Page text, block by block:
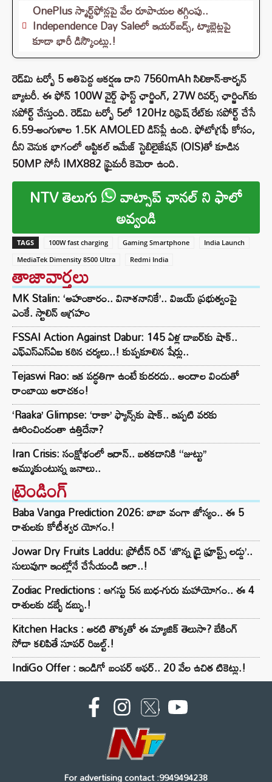
OnePlus స్మార్ట్‌ఫోన్లపై వేల రూపాయల తగ్గింపు..
Independence Day Saleలో ఇయర్‌బడ్స్, ట్యాబ్లెట్లపై
కూడా భారీ డిస్కౌంట్లు.!
రెడ్‌మి టర్బో 5 అతిపెద్ద ఆకర్షణ దాని 7560mAh సిలికాన్-కార్బన్
బ్యాటరీ. ఈ ఫోన్ 100W వైర్డ్ ఫాస్ట్ ఛార్జింగ్, 27W రివర్స్ ఛార్జింగ్‌కు
సపోర్ట్ చేస్తుంది. రెడ్‌మి టర్బో 5లో 120Hz రిఫ్రెష్ రేట్‌కు సపోర్ట్ చేసే
6.59-అంగుళాల 1.5K AMOLED డిస్‌ప్లే ఉంది. ఫోటోగ్రఫీ కోసం,
దీని వెనుక భాగంలో ఆప్టికల్ ఇమేజ్ స్టెబిలైజేషన్ (OIS)తో కూడిన
50MP సోనీ IMX882 ప్రైమరీ కెమెరా ఉంది.
NTV తెలుగు వాట్సాప్ ఛానల్ ని ఫాలో
అవ్వండి
TAGS 100W fast charging Gaming Smartphone
India Launch
MediaTek Dimensity 8500 Ultra
Redmi India
తాజావార్తలు
MK Stalin: ‘అహంకారం.. వినాశనానికే’.. విజయ్ ప్రభుత్వంపై
ఎంకే. స్టాలిన్ ఆగ్రహం
FSSAI Action Against Dabur: 145 ఏళ్ల డాబర్‌కు షాక్..
ఎఫ్‌ఎస్‌ఎస్‌ఏఐ కఠిన చర్యలు..! కుప్పకూలిన షేర్లు..
Tejaswi Rao: ఇక పద్ధతిగా ఉంటే కుదరదు.. అందాల విందుతో
రాంబాయి అరాచకం!
‘Raaka’ Glimpse: ‘రాకా’ ఫ్యాన్స్‌కు షాక్.. ఇప్పటి వరకు
ఊరించిందంతా ఉత్తిదేనా?
Iran Crisis: సంక్షోభంలో ఇరాన్.. బతకడానికి ‘‘జుట్టు’’
అమ్ముకుంటున్న జనాలు..
ట్రెండింగ్‌
Baba Vanga Prediction 2026: బాబా వంగా జోస్యం.. ఈ 5
రాశులకు కోటీశ్వర యోగం.!
Jowar Dry Fruits Laddu: ప్రోటీన్ రిచ్ ‘జొన్న డ్రై ఫ్రూప్ట్స్ లడ్డు’..
సులువుగా ఇంట్లోనే చేసేయండి ఇలా..!
Zodiac Predictions : ఆగస్టు 5న బుధ-గురు మహాయోగం.. ఈ 4
రాశులకు డబ్బే డబ్బు.!
Kitchen Hacks : అరటి తొక్కతో ఈ మ్యాజిక్ తెలుసా? బేకింగ్
సోడా కలిపితే సూపర్ రిజల్ట్.!
IndiGo Offer : ఇండిగో బంపర్ ఆఫర్.. 20 వేల ఉచిత టికెట్లు.!
For advertising contact :9949494238